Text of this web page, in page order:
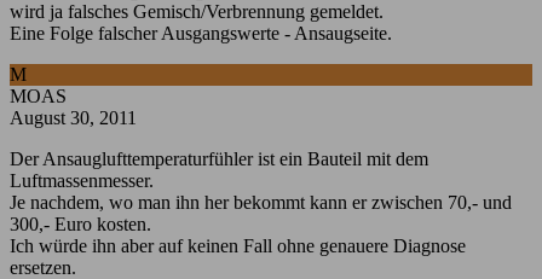
wird ja falsches Gemisch/Verbrennung gemeldet.
Eine Folge falscher Ausgangswerte - Ansaugseite.
M
MOAS
August 30, 2011
Der Ansauglufttemperaturfühler ist ein Bauteil mit dem
Luftmassenmesser.
Je nachdem, wo man ihn her bekommt kann er zwischen 70,- und
300,- Euro kosten.
Ich würde ihn aber auf keinen Fall ohne genauere Diagnose
ersetzen.